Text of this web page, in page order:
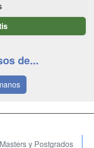
de...
Masters y Postgrados